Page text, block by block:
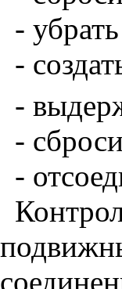
-
-
-
-
-